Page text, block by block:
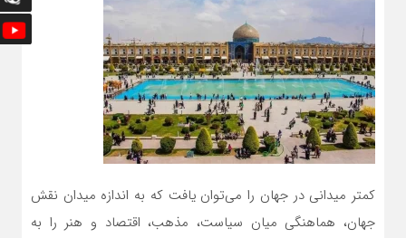
کمتر میدانی در جهان را می‌توان یافت که به اندازه میدان نقش
جهان، هماهنگی میان سیاست، مذهب، اقتصاد و هنر را به